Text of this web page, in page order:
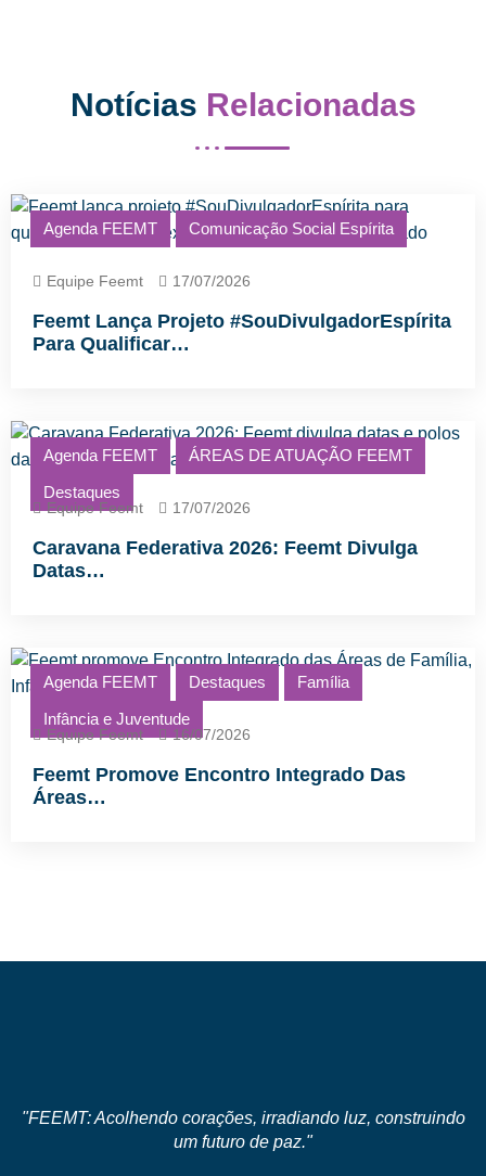
Notícias Relacionadas
Agenda FEEMT Comunicação Social Espírita
Equipe Feemt 17/07/2026
Feemt Lança Projeto #SouDivulgadorEspírita
Para Qualificar…
Agenda FEEMT
ÁREAS DE ATUAÇÃO FEEMT
Destaques
Equipe Feemt 17/07/2026
Caravana Federativa 2026: Feemt Divulga
Datas…
Agenda FEEMT Destaques
Família
Infância e Juventude
Equipe Feemt 16/07/2026
Feemt Promove Encontro Integrado Das
Áreas…
"FEEMT: Acolhendo corações, irradiando luz, construindo
um futuro de paz."